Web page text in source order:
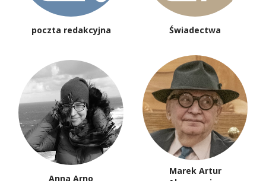
poczta redakcyjna Świadectwa
Anna Arno
Marek Artur